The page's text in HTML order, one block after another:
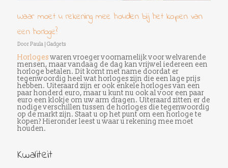
Waar moet u rekening mee houden bij het kopen van
een horloge?
Door Paula Gadgets
Horlogeswaren vroeger voornamelijk voor welvarende
mensen, maar vandaag de dag kan vrijwel iedereen een
horloge betalen. Dit komt met name doordat er
tegenwoordig heel wat horloges zijn die een lage prijs
hebben. Uiteraard zijn er ook enkele horloges van een
paar honderd euro, maar u kunt nu ook al voor een paar
euro een klokje om uw arm dragen. Uiteraard zitten er de
nodige verschillen tussen de horloges die tegenwoordig
op de markt zijn. Staat u op het punt om een horloge te
kopen? Hieronder leest u waar u rekening mee moet
houden.
Kwaliteit